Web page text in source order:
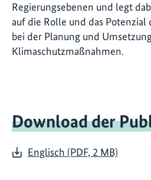
Regierungsebenen und legt
auf die Rolle und das Potenzial
bei der Planung und
Klimaschutzmaßnahmen.
Download der
Englisch (PDF, 2 MB)